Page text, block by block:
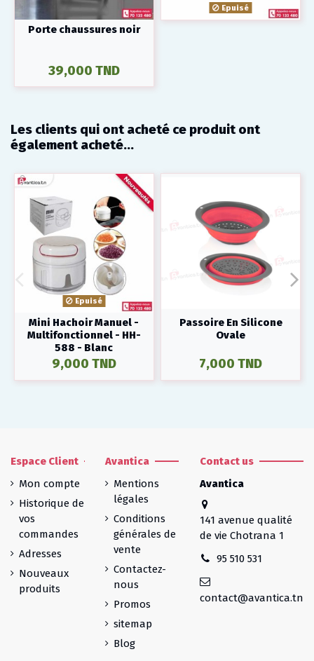
Porte chaussures noir
39,000 TND
Epuisé
Les clients qui ont acheté ce produit ont
également acheté...
Epuisé
Mini Hachoir Manuel -
Multifonctionnel - HH-
588 - Blanc
9,000 TND
Passoire En Silicone
Ovale
7,000 TND
Espace Client
Mon compte
Historique de
vos
commandes
Adresses
Nouveaux
produits
Avantica
Mentions
légales
Conditions
générales de
vente
Contactez-
nous
Promos
sitemap
Blog
Contact us
Avantica
141 avenue qualité
de vie Chotrana 1
95 510 531
contact@avantica.tn